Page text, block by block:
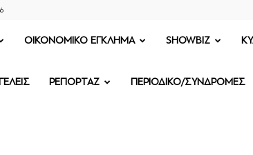
OIKONOMIKO ΕΓΚΛΗΜΑ SHOWBIZ
ΡΕΠΟΡΤΑΖ ΠΕΡΙΟΔΙΚΟ/ΣΥΝΔΡΟΜΕΣ